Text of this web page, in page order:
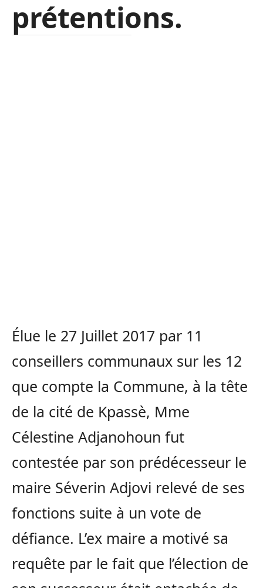
prétentions.
Élue le 27 Juillet 2017 par 11
conseillers communaux sur les 12
que compte la Commune, à la tête
de la cité de Kpassè, Mme
Célestine Adjanohoun fut
contestée par son prédécesseur le
maire Séverin Adjovi relevé de ses
fonctions suite à un vote de
défiance. L’ex maire a motivé sa
requête par le fait que l’élection de